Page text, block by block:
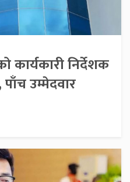
कार्यकारी निर्देशक
उम्मेदवार